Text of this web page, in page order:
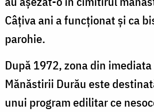
Câțiva ani a funcționat și ca
parohie.
După 1972, zona din
Mănăstirii Durău este
unui program edilitar ce